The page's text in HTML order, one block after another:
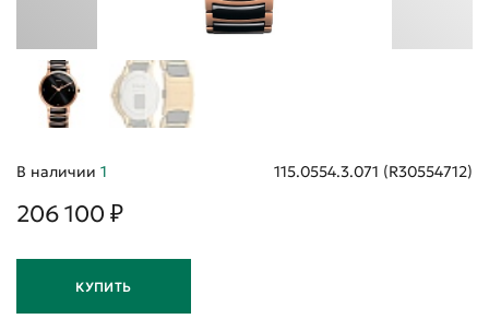
В наличии 1 115.0554.3.071 (R30554712)
206 100 ₽
КУПИТЬ